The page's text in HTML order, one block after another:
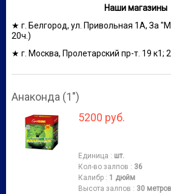
Наши магазины
★ г. Белгород, ул. Привольная 1А, За
20ч.)
★ г. Москва, Пролетарский пр-т. 19 к1;
Анаконда (1")
5200 руб.
Единица : шт.
Кол-во залпов : 36
Калибр : 1 дюйм
Высота залпов : 30 метров